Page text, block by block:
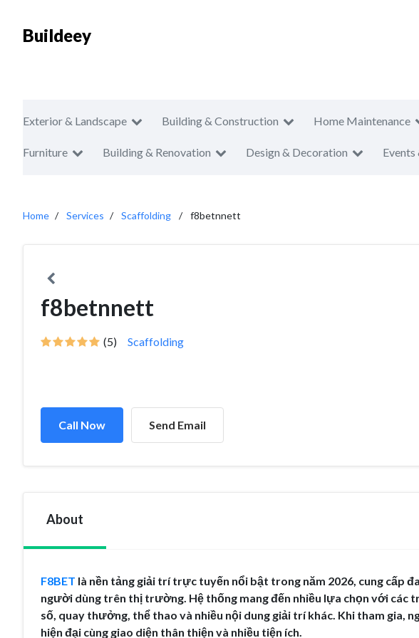
Buildeey
Exterior & Landscape Building & Construction Home Maintenance
Furniture Building & Renovation Design & Decoration
Home Services Scaffolding f8betnnett
f8betnnett
(5) Scaffolding
Call Now Send Email
About
F8BET là nền tảng giải trí trực tuyến nổi bật trong năm 2026, cung cấp
người dùng trên thị trường. Hệ thống mang đến nhiều lựa chọn với các
số, quay thưởng, thể thao và nhiều nội dung giải trí khác. Khi tham gia,
hiện đại cùng giao diện thân thiện và nhiều tiện ích.